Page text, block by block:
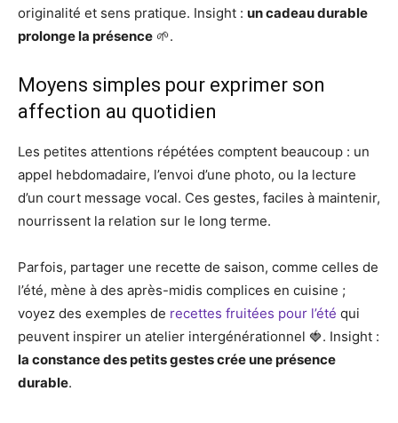
originalité et sens pratique. Insight : un cadeau durable
prolonge la présence 🌱.
Moyens simples pour exprimer son
affection au quotidien
Les petites attentions répétées comptent beaucoup : un
appel hebdomadaire, l’envoi d’une photo, ou la lecture
d’un court message vocal. Ces gestes, faciles à maintenir,
nourrissent la relation sur le long terme.
Parfois, partager une recette de saison, comme celles de
l’été, mène à des après-midis complices en cuisine ;
voyez des exemples de recettes fruitées pour l’été qui
peuvent inspirer un atelier intergénérationnel 🍓. Insight :
la constance des petits gestes crée une présence
durable.